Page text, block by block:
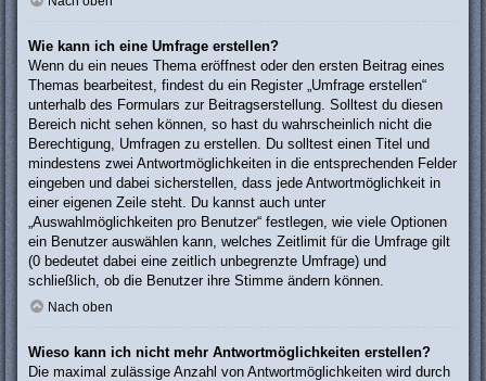
Wie kann ich eine Umfrage erstellen?
Wenn du ein neues Thema eröffnest oder den ersten Beitrag eines
Themas bearbeitest, findest du ein Register „Umfrage erstellen“
unterhalb des Formulars zur Beitragserstellung. Solltest du diesen
Bereich nicht sehen können, so hast du wahrscheinlich nicht die
Berechtigung, Umfragen zu erstellen. Du solltest einen Titel und
mindestens zwei Antwortmöglichkeiten in die entsprechenden Felder
eingeben und dabei sicherstellen, dass jede Antwortmöglichkeit in
einer eigenen Zeile steht. Du kannst auch unter
„Auswahlmöglichkeiten pro Benutzer“ festlegen, wie viele Optionen
ein Benutzer auswählen kann, welches Zeitlimit für die Umfrage gilt
(0 bedeutet dabei eine zeitlich unbegrenzte Umfrage) und
schließlich, ob die Benutzer ihre Stimme ändern können.
Nach oben
Wieso kann ich nicht mehr Antwortmöglichkeiten erstellen?
Die maximal zulässige Anzahl von Antwortmöglichkeiten wird durch